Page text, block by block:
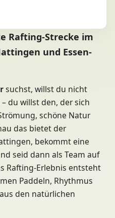
Rafting-Strecke im
und Essen-
suchst, willst du nicht
du willst den, der sich
schöne Natur
das bietet der
bekommt eine
seid dann als Team auf
Rafting-Erlebnis entsteht
Paddeln, Rhythmus
den natürlichen